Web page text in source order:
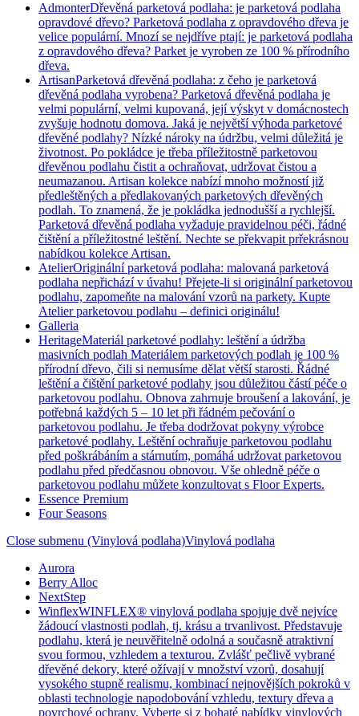
AdmonterDřevěná parketová podlaha: je parketová podlaha
opravdové dřevo? Parketová podlaha z opravdového dřeva je
velice populární. Mnozí se nejdříve ptají: je parketová podlaha
z opravdového dřeva? Parket je vyroben ze 100 % přírodního
dřeva.
ArtisanParketová dřevěná podlaha: z čeho je parketová
dřevěná podlaha vyrobena? Parketová dřevěná podlaha je
velmi populární, velmi kupovaná, její výskyt v domácnostech
zvyšuje hodnotu domova. Jaká je největší výhoda parketové
dřevěné podlahy? Nízké nároky na údržbu, velmi důležitá je
životnost. Po pokládce je třeba příležitostně parketovou
dřevěnou podlahu čistit a ochraňovat, udržovat čistou a
neumazanou. Artisan kolekce nabízí mnoho možností již
předleštěných a předlakovaných parketových dřevěných
podlah. To znamená, že je pokládka jednodušší a rychlejší.
Parketová dřevěná podlaha vyžaduje pravidelnou péči, řádné
čištění a příležitostné leštění. Nechte se překvapit prřekrásnou
nabídkou kolekce Artisan.
AtelierOriginální parketová podlaha: malovaná parketová
podlaha nepřichází v úvahu! Přejete-li si originální parketovou
podlahu, zapomeňte na malování vzorů na parkety. Kupte
Atelier parketovou podlahu – definici originálu!
Galleria
HeritageMateriál parketové podlahy: leštění a údržba
masivních podlah Materiálem parketových podlah je 100 %
přírodní dřevo, čili si nemusíme dělat větší starosti. Řádné
leštění a čištění parketové podlahy jsou důležitou částí péče o
parketovou podlahu. Obnova zahrnuje broušení a lakování, je
potřebná každých 5 – 10 let při řádném pečování o
parketovou podlahu. Je třeba dodržovat pokyny výrobce
parketové podlahy. Leštění ochraňuje parketovou podlahu
před poškrábáním a stárnutím, pomáhá udržovat parketovou
podlahu před předčasnou obnovou. Vše ohledně péče o
parketovou podlahu můžete konzultovat s Floor Experts.
Essence Premium
Four Seasons
Close submenu (Vinylová podlaha)Vinylová podlaha
Aurora
Berry Alloc
NextStep
WinflexWINFLEX® vinylová podlaha spojuje dvě nejvíce
žádoucí vlastnosti podlah, tj. krásu a trvanlivost. Představuje
podlahu, která je neuvěřitelně odolná a současně atraktivní
svou formou, vzhledem a texturou. Zvlášť pečlivě vybrané
dřevěné dekory, které ožívají v množství vzorů, dosahují
vysokého stupně realismu, kombinací nejnovějších pokroků v
oblasti technologie napodobování vzhledu, textury dřeva a
povrchové ochrany. Vyberte si z bohaté nabídky vinylových